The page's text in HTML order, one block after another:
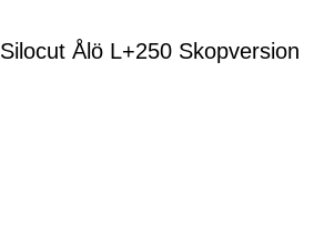
Silocut Ålö L+250 Skopversion